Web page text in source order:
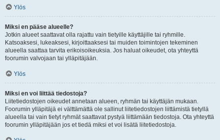
Ylös
Miksi en pääse alueelle?
Jotkin alueet saattavat olla rajattu vain tietyille käyttäjille tai ryhmille.
Katsoaksesi, lukeaksesi, kirjoittaaksesi tai muiden toimintojen tekeminen
alueella saattaa tarvita erikoisoikeuksia. Jos haluat oikeudet, ota yhteyttä
foorumin valvojaan tai ylläpitäjään.
Ylös
Miksi en voi liittää tiedostoja?
Liitetiedostojen oikeudet annetaan alueen, ryhmän tai käyttäjän mukaan.
Foorumin ylläpitäjä ei välttämättä ole sallinut liitetiedostojen liittämistä tietyllä
alueella tai vain tietyt ryhmät saattavat pystyä liittämään tiedostoja. Ota yhteyttä
foorumin ylläpitäjään jos et tiedä miksi et voi lisätä liitetiedostoja.